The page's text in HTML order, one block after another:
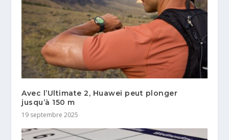
Avec l’Ultimate 2, Huawei peut plonger
jusqu’à 150 m
19 septembre 2025